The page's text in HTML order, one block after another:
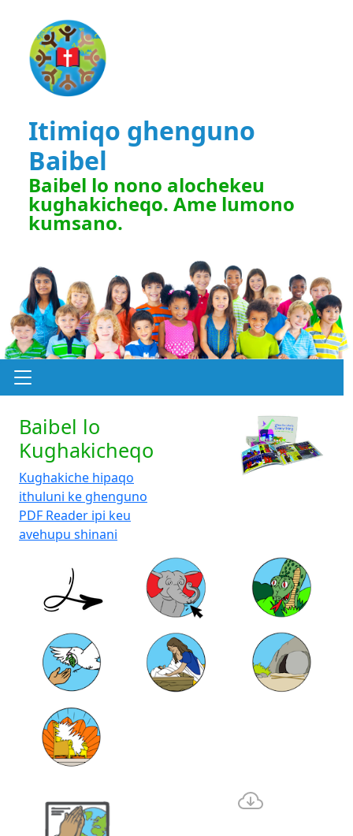
Itimiqo ghenguno
Baibel
Baibel lo nono alochekeu
kughakicheqo. Ame lumono
kumsano.
Baibel lo
Kughakicheqo
Kughakiche hipaqo
ithuluni ke ghenguno
PDF Reader ipi keu
avehupu shinani